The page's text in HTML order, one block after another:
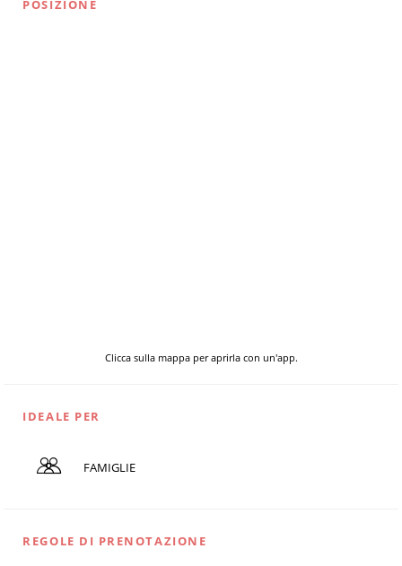
POSIZIONE
Clicca sulla mappa per aprirla con un'app.
IDEALE PER
FAMIGLIE
REGOLE DI PRENOTAZIONE